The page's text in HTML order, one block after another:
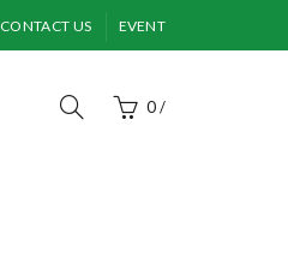
CONTACT US EVENT
0/